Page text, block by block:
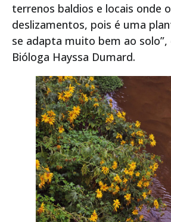
terrenos baldios e locais onde
deslizamentos, pois é uma
se adapta muito bem ao
Bióloga Hayssa Dumard.